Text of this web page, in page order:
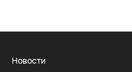
Новости